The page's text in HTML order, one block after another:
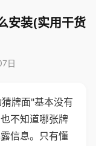
安装(实用干货
日
牌面"基本没有
不知道哪张牌
信息。只有懂